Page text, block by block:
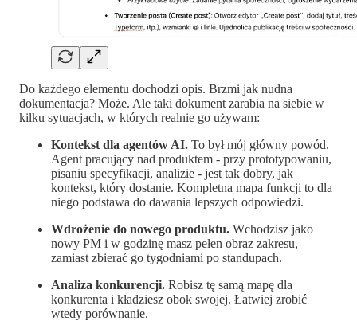
Do każdego elementu dochodzi opis. Brzmi jak nudna
dokumentacja? Może. Ale taki dokument zarabia na siebie w
kilku sytuacjach, w których realnie go używam:
Kontekst dla agentów AI. To był mój główny powód.
Agent pracujący nad produktem - przy prototypowaniu,
pisaniu specyfikacji, analizie - jest tak dobry, jak
kontekst, który dostanie. Kompletna mapa funkcji to dla
niego podstawa do dawania lepszych odpowiedzi.
Wdrożenie do nowego produktu. Wchodzisz jako
nowy PM i w godzinę masz pełen obraz zakresu,
zamiast zbierać go tygodniami po standupach.
Analiza konkurencji. Robisz tę samą mapę dla
konkurenta i kładziesz obok swojej. Łatwiej zrobić
wtedy porównanie.